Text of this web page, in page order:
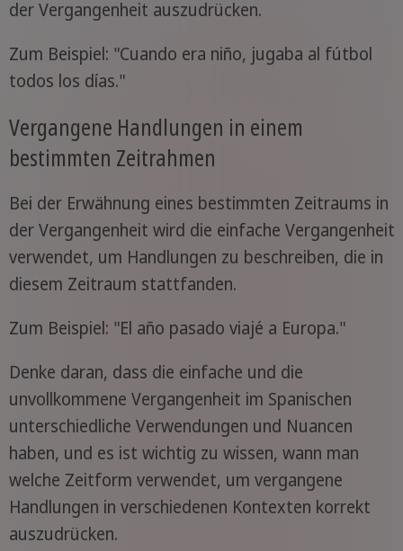
der Vergangenheit auszudrücken.
Zum Beispiel: "Cuando era niño, jugaba al fútbol
todos los días."
Vergangene Handlungen in einem
bestimmten Zeitrahmen
Bei der Erwähnung eines bestimmten Zeitraums in
der Vergangenheit wird die einfache Vergangenheit
verwendet, um Handlungen zu beschreiben, die in
diesem Zeitraum stattfanden.
Zum Beispiel: "El año pasado viajé a Europa."
Denke daran, dass die einfache und die
unvollkommene Vergangenheit im Spanischen
unterschiedliche Verwendungen und Nuancen
haben, und es ist wichtig zu wissen, wann man
welche Zeitform verwendet, um vergangene
Handlungen in verschiedenen Kontexten korrekt
auszudrücken.